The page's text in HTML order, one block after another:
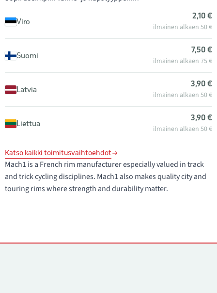
Viro
2,10 €
ilmainen alkaen 50 €
Suomi
7,50 €
ilmainen alkaen 75 €
Latvia
3,90 €
ilmainen alkaen 50 €
Liettua
3,90 €
ilmainen alkaen 50 €
Katso kaikki toimitusvaihtoehdot
Mach1 is a French rim manufacturer especially valued in track
and trick cycling disciplines. Mach1 also makes quality city and
touring rims where strength and durability matter.